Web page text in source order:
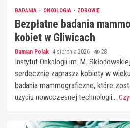
BADANIA ONKOLOGIA ZDROWIE
Bezpłatne badania
kobiet w Gliwicach
Damian Polak 4 sierpnia 2026 28
Instytut Onkologii im. M.
serdecznie zaprasza kobiety w
badania mammograficzne, które
użyciu nowoczesnej technologii...